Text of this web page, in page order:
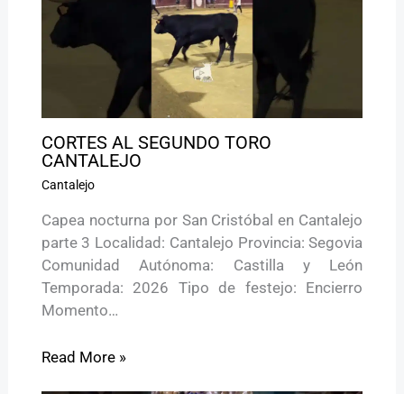
CORTES AL SEGUNDO TORO
CANTALEJO
Cantalejo
Capea nocturna por San Cristóbal en Cantalejo
parte 3 Localidad: Cantalejo Provincia: Segovia
Comunidad Autónoma: Castilla y León
Temporada: 2026 Tipo de festejo: Encierro
Momento…
Read More »